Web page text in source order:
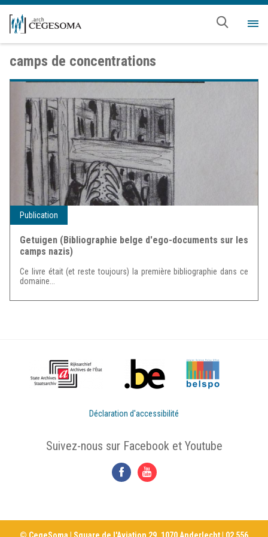
Aller au contenu principal
camps de concentrations
Publication
Getuigen (Bibliographie belge d'ego-documents sur les
camps nazis)
Ce livre était (et reste toujours) la première bibliographie dans ce
domaine...
Déclaration d'accessibilité
Suivez-nous sur Facebook et Youtube